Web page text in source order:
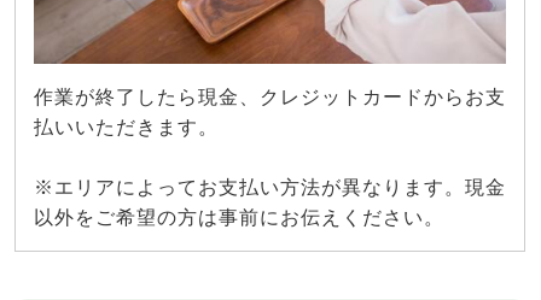
作業が終了したら現金、クレジットカードからお支
払いいただきます。
※エリアによってお支払い方法が異なります。現金
以外をご希望の方は事前にお伝えください。